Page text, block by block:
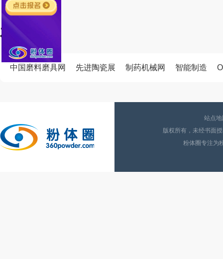
友情链接
中国磨料磨具网 先进陶瓷展 制药机械网 智能制造
站点
版权所有，未经书面
粉体圈专注为